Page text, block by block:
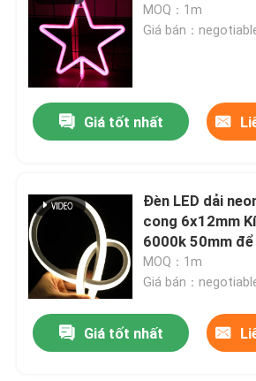
MOQ：1m
Giá bán：
Giá tốt nhất
Đèn LED dải
cong 6x12mm
6000k 50mm
cửa
MOQ：1m
Giá bán：
Giá tốt nhất